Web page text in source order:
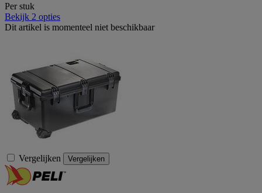
Per stuk
Bekijk 2 opties
Dit artikel is momenteel niet beschikbaar
Vergelijken Vergelijken